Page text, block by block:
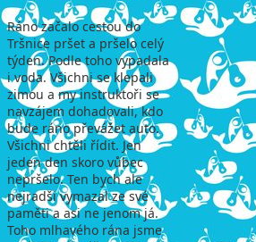
Ráno začalo cestou do
Tršnice pršet a pršelo celý
týden. Podle toho vypadala
i voda. Všichni se klepali
zimou a my instruktoři se
navzájem dohadovali, kdo
bude ráno převážet auto.
Všichni chtěli řídit. Jen
jeden den skoro vůbec
nepršelo. Ten bych ale
nejradši vymazal ze své
paměti a asi ne jenom já.
Toho mlhavého rána jsme